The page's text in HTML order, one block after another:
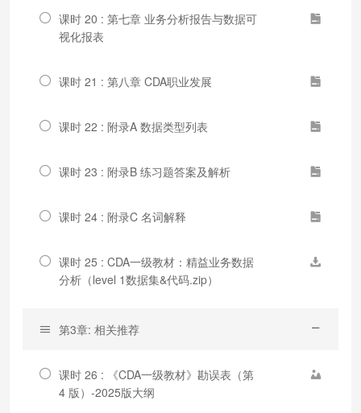
课时 20 : 第七章 业务分析报告与数据可
视化报表
课时 21 : 第八章 CDA职业发展
课时 22 : 附录A 数据类型列表
课时 23 : 附录B 练习题答案及解析
课时 24 : 附录C 名词解释
课时 25 : CDA一级教材：精益业务数据
分析（level 1数据集&代码.zip）
第3章: 相关推荐
课时 26 : 《CDA一级教材》勘误表（第
4 版）-2025版大纲